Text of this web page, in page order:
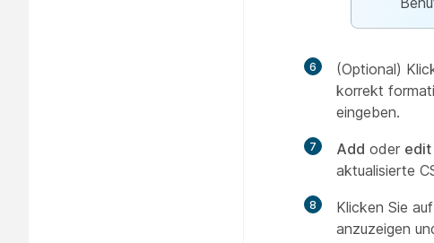
6 (Optional)
korrekt
eingeben.
7 Add oder edit
aktualisierte
8 Klicken Sie auf
anzuzeigen